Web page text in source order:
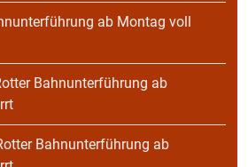
ab Montag voll
Bahnunterführung ab
Bahnunterführung ab